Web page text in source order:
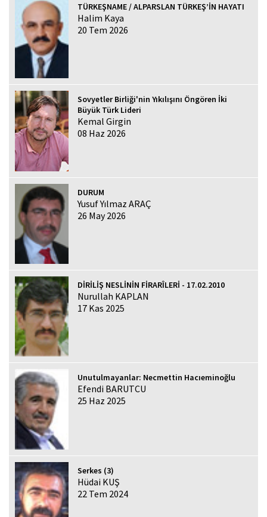
TÜRKEŞNAME / ALPARSLAN TÜRKEŞ’İN HAYATI
Halim Kaya
20 Tem 2026
Sovyetler Birliği'nin Yıkılışını Öngören İki
Büyük Türk Lideri
Kemal Girgin
08 Haz 2026
DURUM
Yusuf Yılmaz ARAÇ
26 May 2026
DİRİLİŞ NESLİNİN FİRARÎLERİ - 17.02.2010
Nurullah KAPLAN
17 Kas 2025
Unutulmayanlar: Necmettin Hacıeminoğlu
Efendi BARUTCU
25 Haz 2025
Serkes (3)
Hüdai KUŞ
22 Tem 2024